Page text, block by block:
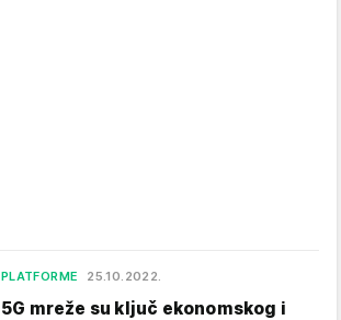
PLATFORME 25.10.2022.
5G mreže su ključ ekonomskog i